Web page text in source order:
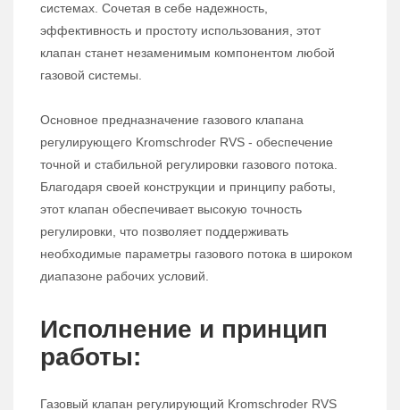
системах. Сочетая в себе надежность,
эффективность и простоту использования, этот
клапан станет незаменимым компонентом любой
газовой системы.
Основное предназначение газового клапана
регулирующего Kromschroder RVS - обеспечение
точной и стабильной регулировки газового потока.
Благодаря своей конструкции и принципу работы,
этот клапан обеспечивает высокую точность
регулировки, что позволяет поддерживать
необходимые параметры газового потока в широком
диапазоне рабочих условий.
Исполнение и принцип
работы:
Газовый клапан регулирующий Kromschroder RVS